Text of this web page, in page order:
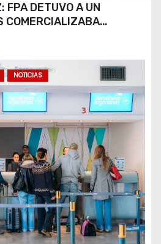
FPA DETUVO A UN
COMERCIALIZABA
NOTICIAS